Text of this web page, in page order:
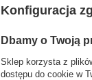
Konfiguracja
Dbamy o Twoją
Sklep korzysta z
dostępu do cookie w